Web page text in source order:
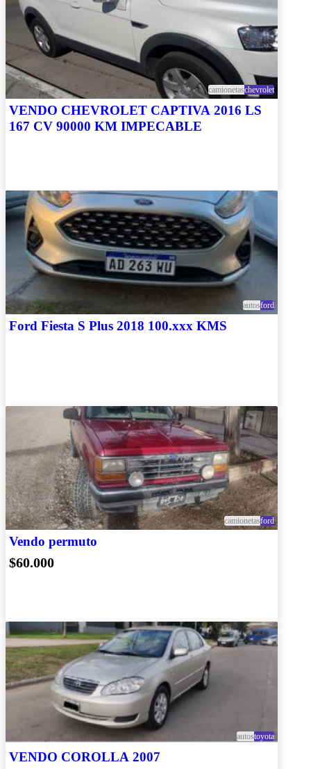
camionetaschevrolet
VENDO CHEVROLET CAPTIVA 2016 LS
167 CV 90000 KM IMPECABLE
autosford
Ford Fiesta S Plus 2018 100.xxx KMS
camionetasford
Vendo permuto
$60.000
autostoyota
VENDO COROLLA 2007